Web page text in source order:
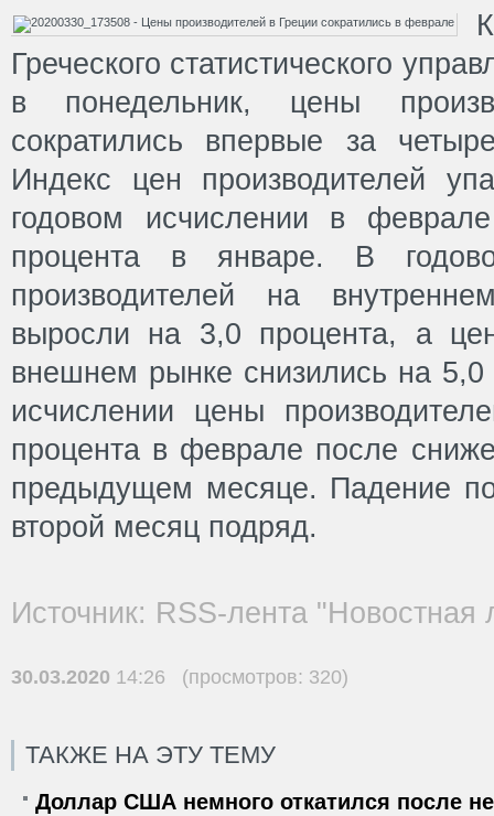
Греческого статистического
в понедельник, цены
сократились впервые за
Индекс цен производителей
годовом исчислении в
процента в январе. В
производителей на
выросли на 3,0 процента, а
внешнем рынке снизились на
исчислении цены
процента в феврале после
предыдущем месяце. Падение
второй месяц подряд.
Источник: RSS-лента "Новостная
30.03.2020 14:26 (просмотров: 320)
ТАКЖЕ НА ЭТУ ТЕМУ
Доллар США немного откатился после